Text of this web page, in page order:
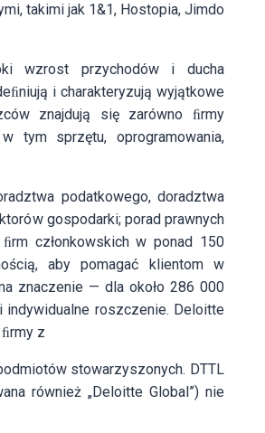
takimi jak 1&1, Hostopia, Jimdo
wzrost przychodów i ducha
i charakteryzują wyjątkowe
znajdują się zarówno ﬁrmy
tym sprzętu, oprogramowania,
podatkowego, doradztwa
gospodarki; porad prawnych
członkowskich w ponad 150
aby pomagać klientom w
znaczenie — dla około 286 000
roszczenie. Deloitte
z
stowarzyszonych. DTTL
również „Deloitte Global”) nie